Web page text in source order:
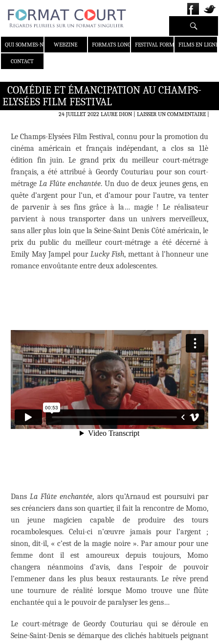
QUI SOMMES-NOUS ?WEBZINE FORMATS LONGS FESTIVAL FORMAT COURT
FILMS EN LIGNE
CONTACT
Recherche
COMÉDIE ET ÉMANCIPATION AU CHAMPS-
ELYSÉES FILM FESTIVAL
24 JUILLET 2022 LAURE DION LAISSER UN COMMENTAIRE|
Le Champs-Elysées Film Festival, connu pour la promotion du
cinéma américain et français indépendant, a clos sa 11è
édition fin juin. Le grand prix du meilleur court-métrage
français, a été attribué à Geordy Couturiau pour son court-
métrage La Flûte enchantée. Un duo de deux jeunes gens, en
quête d’argent pour l’un, et d’amour pour l’autre, va tenter
de parvenir à ses fins grâce à la… magie ! Le réalisateur
parvient à nous transporter dans un univers merveilleux,
sans aller plus loin que la Seine-Saint Denis Côté américain, le
prix du public du meilleur court-métrage a été décerné à
Emily May Jampel pour Lucky Fish, mettant à l’honneur une
romance envoûtante entre deux adolescentes.
DansLa Flûte enchantée, alors qu’Arnaud est poursuivi par
ses créanciers dans son quartier, il fait la rencontre de Momo,
un jeune magicien capable de produire des tours
rocambolesques. Celui-ci n’œuvre jamais pour l’argent ;
sinon, dit-il, « c’est de la magie noire ». Par amour pour une
femme dont il est amoureux depuis toujours, Momo
changera néanmoins d’avis, dans l’espoir de pouvoir
l’emmener dans les plus beaux restaurants. Le rêve prend
une tournure de réalité lorsque Momo trouve une flûte
enchantée qui a le pouvoir de paralyser les gens…
Le court-métrage de Geordy Couturiau qui se déroule en
Seine-Saint-Denis se démarque des clichés habituels peignant